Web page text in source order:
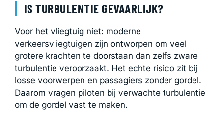
IS TURBULENTIE GEVAARLIJK?
Voor het vliegtuig niet: moderne
verkeersvliegtuigen zijn ontworpen om veel
grotere krachten te doorstaan dan zelfs zware
turbulentie veroorzaakt. Het echte risico zit bij
losse voorwerpen en passagiers zonder gordel.
Daarom vragen piloten bij verwachte turbulentie
om de gordel vast te maken.